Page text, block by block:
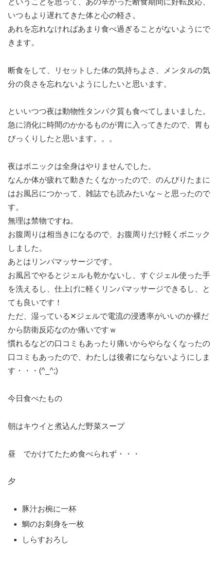
いつもより遅れてきた体と心の軽さ。
あれを忘れなければあまり食べ過ぎることがないようにで
きます。
断食をして、リセットした体の気持ちよさ、メンタルの気
分の良さを忘れないようにしたいと思います。
といいつつ夜は動物性タンパク質も食べてしまいました。
急に消化に時間のかかるものが胃に入ってきたので、胃も
びっくりしたと思います。。。
夜はボニックは全身はやりませんでした。
なんか体が疲れて動きたくなかったので、のんびりたまに
はお風呂につかって、雑誌でも読みたいな～と思ったので
す。
無理は禁物ですね。
お腹周りは相当きになるので、お腹周りだけ軽くボニック
しました。
あとはリンパマッサージです。
お風呂でやるとジェルも乾かないし、すぐジェル使った手
を洗えるし、仕上げに軽くリンパマッサージできるし、と
ても良いです！
ただ、湿っている✕ジェルで電流の浸透率がいいのか裸だ
から防衛反応なのか痛いですｗ
慣れるなどの口コミもあったり痛いからやらなくなったの
口コミもあったので、わたしは後者にならないようにしま
す・・・(^_^;)
今日食べたもの
朝はキウイと煮込んだ野菜スープ
昼 でかけてたため食べられず・・・
夕
豚汁お椀に一杯
鯛のお刺身を一枚
しらすおろし